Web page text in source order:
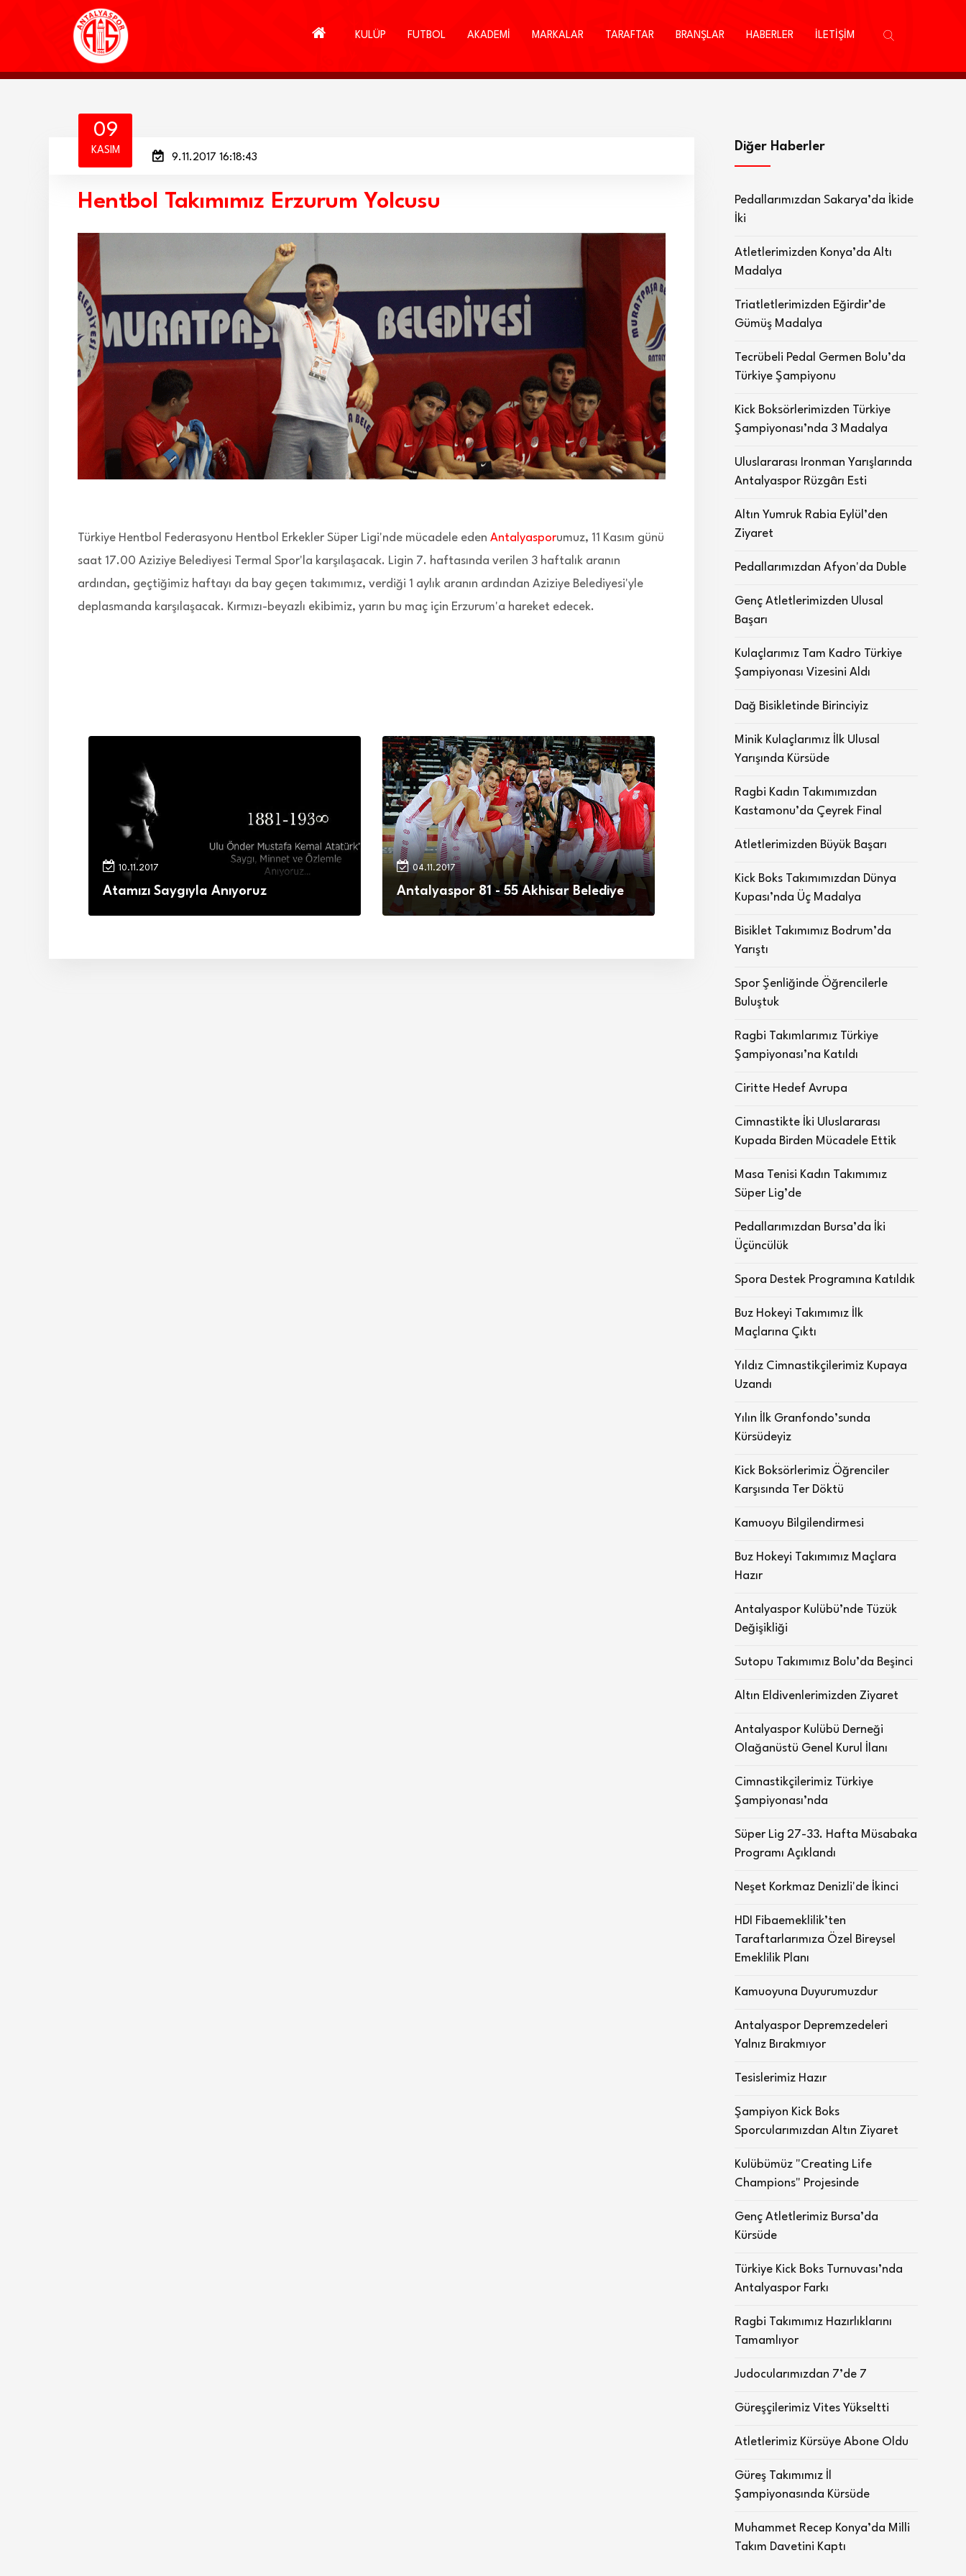
KULÜP FUTBOL AKADEMİ MARKALAR TARAFTAR BRANŞLAR HABERLER İLETİŞİM
09
KASIM
9.11.2017 16:18:43
Hentbol Takımımız Erzurum Yolcusu
Türkiye Hentbol Federasyonu Hentbol Erkekler Süper Ligi'nde mücadele eden Antalyasporumuz, 11 Kasım günü
saat 17.00 Aziziye Belediyesi Termal Spor'la karşılaşacak. Ligin 7. haftasında verilen 3 haftalık aranın
ardından, geçtiğimiz haftayı da bay geçen takımımız, verdiği 1 aylık aranın ardından Aziziye Belediyesi'yle
deplasmanda karşılaşacak. Kırmızı-beyazlı ekibimiz, yarın bu maç için Erzurum'a hareket edecek.
10.11.2017
Atamızı Saygıyla Anıyoruz
04.11.2017
Antalyaspor 81 - 55 Akhisar Belediye
Diğer Haberler
Pedallarımızdan Sakarya’da İkide
İki
Atletlerimizden Konya’da Altı
Madalya
Triatletlerimizden Eğirdir’de
Gümüş Madalya
Tecrübeli Pedal Germen Bolu’da
Türkiye Şampiyonu
Kick Boksörlerimizden Türkiye
Şampiyonası’nda 3 Madalya
Uluslararası Ironman Yarışlarında
Antalyaspor Rüzgârı Esti
Altın Yumruk Rabia Eylül’den
Ziyaret
Pedallarımızdan Afyon'da Duble
Genç Atletlerimizden Ulusal
Başarı
Kulaçlarımız Tam Kadro Türkiye
Şampiyonası Vizesini Aldı
Dağ Bisikletinde Birinciyiz
Minik Kulaçlarımız İlk Ulusal
Yarışında Kürsüde
Ragbi Kadın Takımımızdan
Kastamonu’da Çeyrek Final
Atletlerimizden Büyük Başarı
Kick Boks Takımımızdan Dünya
Kupası’nda Üç Madalya
Bisiklet Takımımız Bodrum’da
Yarıştı
Spor Şenliğinde Öğrencilerle
Buluştuk
Ragbi Takımlarımız Türkiye
Şampiyonası’na Katıldı
Ciritte Hedef Avrupa
Cimnastikte İki Uluslararası
Kupada Birden Mücadele Ettik
Masa Tenisi Kadın Takımımız
Süper Lig’de
Pedallarımızdan Bursa’da İki
Üçüncülük
Spora Destek Programına Katıldık
Buz Hokeyi Takımımız İlk
Maçlarına Çıktı
Yıldız Cimnastikçilerimiz Kupaya
Uzandı
Yılın İlk Granfondo’sunda
Kürsüdeyiz
Kick Boksörlerimiz Öğrenciler
Karşısında Ter Döktü
Kamuoyu Bilgilendirmesi
Buz Hokeyi Takımımız Maçlara
Hazır
Antalyaspor Kulübü’nde Tüzük
Değişikliği
Sutopu Takımımız Bolu’da Beşinci
Altın Eldivenlerimizden Ziyaret
Antalyaspor Kulübü Derneği
Olağanüstü Genel Kurul İlanı
Cimnastikçilerimiz Türkiye
Şampiyonası’nda
Süper Lig 27-33. Hafta Müsabaka
Programı Açıklandı
Neşet Korkmaz Denizli'de İkinci
HDI Fibaemeklilik’ten
Taraftarlarımıza Özel Bireysel
Emeklilik Planı
Kamuoyuna Duyurumuzdur
Antalyaspor Depremzedeleri
Yalnız Bırakmıyor
Tesislerimiz Hazır
Şampiyon Kick Boks
Sporcularımızdan Altın Ziyaret
Kulübümüz "Creating Life
Champions" Projesinde
Genç Atletlerimiz Bursa’da
Kürsüde
Türkiye Kick Boks Turnuvası’nda
Antalyaspor Farkı
Ragbi Takımımız Hazırlıklarını
Tamamlıyor
Judocularımızdan 7’de 7
Güreşçilerimiz Vites Yükseltti
Atletlerimiz Kürsüye Abone Oldu
Güreş Takımımız İl
Şampiyonasında Kürsüde
Muhammet Recep Konya’da Milli
Takım Davetini Kaptı